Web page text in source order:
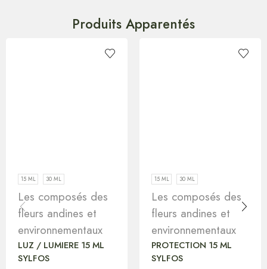
Produits Apparentés
15 ML 30 ML
Les composés des
fleurs andines et
environnementaux
LUZ / LUMIERE 15 ML
SYLFOS
15 ML 30 ML
Les composés des
fleurs andines et
environnementaux
PROTECTION 15 ML
SYLFOS